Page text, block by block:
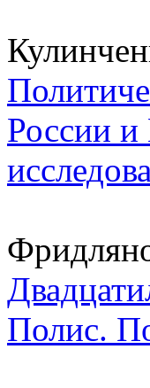
России
Полис.